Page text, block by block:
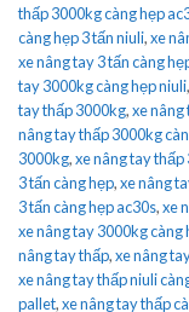
thấp 3000kg càng hẹp
càng hẹp 3 tấn niuli,xe
xe nâng tay 3 tấn càng
tay 3000kg càng hẹp niuli,
tay thấp 3000kg,xe nâng
nâng tay thấp 3000kg
3000kg,xe nâng tay thấp
3 tấn càng hẹp,xe nâng
3 tấn càng hẹp ac30s,xe
xe nâng tay 3000kg càng
nâng tay thấp,xe nâng
xe nâng tay thấp niuli
pallet,xe nâng tay thấp